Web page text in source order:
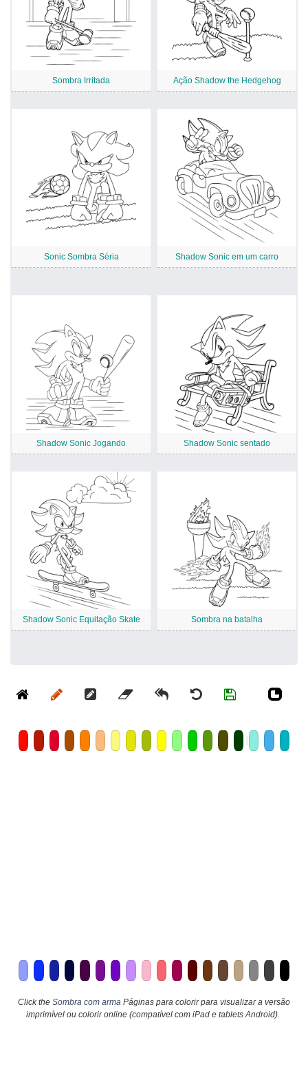
Sombra Irritada Ação Shadow the Hedgehog
Sonic Sombra Séria Shadow Sonic em um carro
Shadow Sonic Jogando Shadow Sonic sentado
Shadow Sonic Equitação Skate Sombra na batalha
Click the Sombra com arma Páginas para colorir para visualizar a versão
imprimível ou colorir online (compatível com iPad e tablets Android).